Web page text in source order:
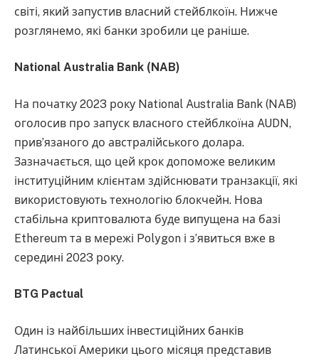
світі, який запустив власний стейблкоїн. Нижче
розглянемо, які банки зробили це раніше.
National Australia Bank (NAB)
На початку 2023 року National Australia Bank (NAB)
оголосив про запуск власного стейблкоїна AUDN,
прив’язаного до австралійського долара.
Зазначається, що цей крок допоможе великим
інституційним клієнтам здійснювати транзакції, які
використовують технологію блокчейн. Нова
стабільна криптовалюта буде випущена на базі
Ethereum та в мережі Polygon і з’явиться вже в
середині 2023 року.
BTG Pactual
Один із найбільших інвестиційних банків
Латинської Америки цього місяця представив